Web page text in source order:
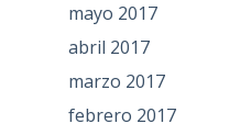
mayo 2017
abril 2017
marzo 2017
febrero 2017